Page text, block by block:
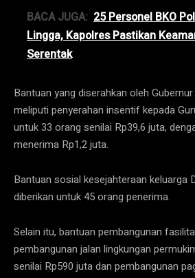
BACA JUGA: 25 Personel BKO
Lingga, Kapolres Pastikan
Serentak
Bantuan yang diserahkan oleh
meliputi penyerahan insentif kepada
untuk 33 orang senilai Rp39,6 juta,
menerima Rp1,2 juta.
Bantuan sosial kesejahteraan keluarga
diberikan untuk 45 orang penerima.
Selain itu, bantuan pembangunan
pembangunan jalan lingkungan
senilai Rp590 juta dan pembangunan